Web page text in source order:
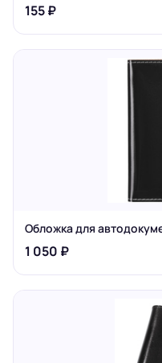
155 ₽
Обложка для
1 050 ₽